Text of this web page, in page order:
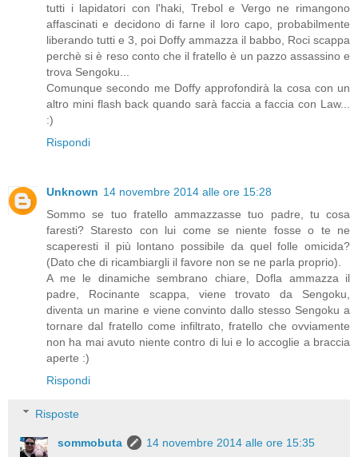
tutti i lapidatori con l'haki, Trebol e Vergo ne rimangono
affascinati e decidono di farne il loro capo, probabilmente
liberando tutti e 3, poi Doffy ammazza il babbo, Roci scappa
perchè si è reso conto che il fratello è un pazzo assassino e
trova Sengoku...
Comunque secondo me Doffy approfondirà la cosa con un
altro mini flash back quando sarà faccia a faccia con Law...
:)
Rispondi
Unknown 14 novembre 2014 alle ore 15:28
Sommo se tuo fratello ammazzasse tuo padre, tu cosa
faresti? Staresto con lui come se niente fosse o te ne
scaperesti il più lontano possibile da quel folle omicida?
(Dato che di ricambiargli il favore non se ne parla proprio).
A me le dinamiche sembrano chiare, Dofla ammazza il
padre, Rocinante scappa, viene trovato da Sengoku,
diventa un marine e viene convinto dallo stesso Sengoku a
tornare dal fratello come infiltrato, fratello che ovviamente
non ha mai avuto niente contro di lui e lo accoglie a braccia
aperte :)
Rispondi
Risposte
sommobuta
14 novembre 2014 alle ore 15:35